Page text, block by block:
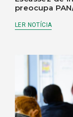
preocupa
LER NOTÍCIA